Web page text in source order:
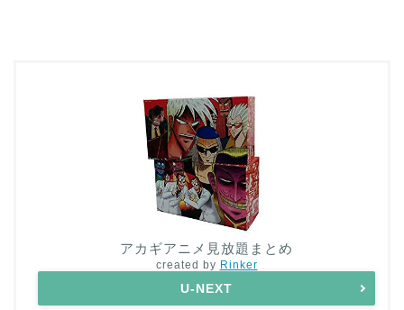
アカギアニメ見放題まとめ
created by Rinker
U-NEXT